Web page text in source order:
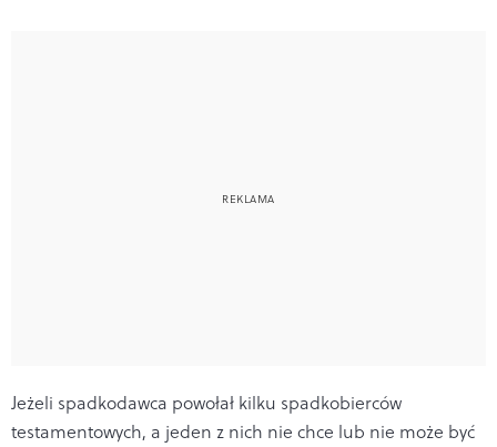
Jeżeli spadkodawca powołał kilku spadkobierców
testamentowych, a jeden z nich nie chce lub nie może być